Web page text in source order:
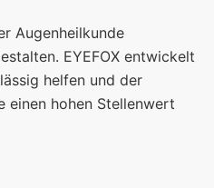
Augenheilkunde
EYEFOX entwickelt
helfen und der
einen hohen Stellenwert